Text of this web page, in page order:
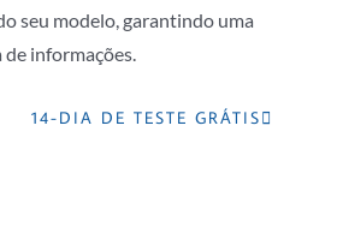
seu modelo, garantindo uma
informações.
14-DIA DE TESTE GRÁTIS